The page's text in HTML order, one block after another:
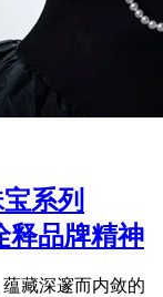
系列
释品牌精神
藏深邃而内敛的